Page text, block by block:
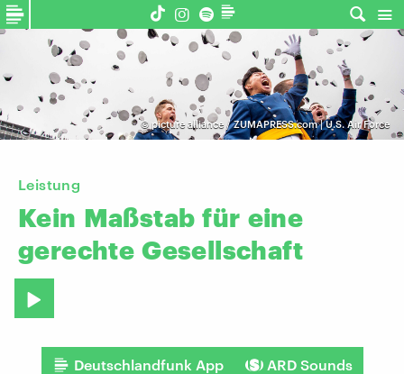
© picture alliance / ZUMAPRESS.com | U.S. Air Force
Leistung
Kein Maßstab für eine
gerechte Gesellschaft
Deutschlandfunk App ARD Sounds